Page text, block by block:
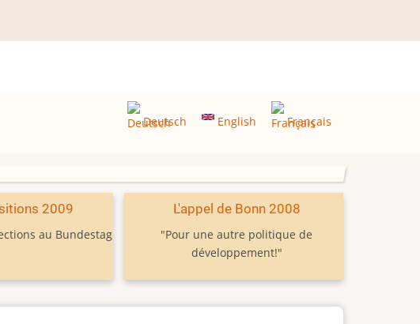
Deutsch English Français
2009
au Bundestag
L'appel de Bonn 2008
"Pour une autre politique de
développement!"